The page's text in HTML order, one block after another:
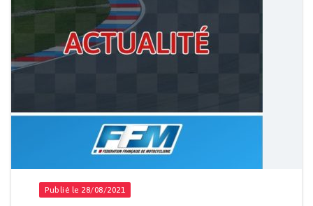
Publié le 28/08/2021